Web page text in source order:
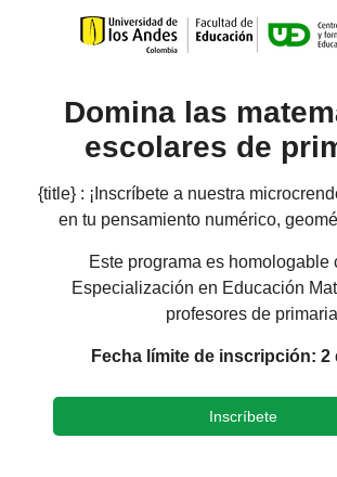
Domina las
escolares de
{title} : ¡Inscríbete a nuestra
en tu pensamiento numérico,
Este programa es homologable
Especialización en Educación
profesores de
Fecha límite de inscripción: 2
Inscríbete